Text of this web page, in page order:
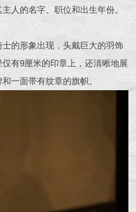
人的名字、职位和出生年份。
的形象出现，头戴巨大的羽饰
有9厘米的印章上，还清晰地展
一面带有纹章的旗帜。